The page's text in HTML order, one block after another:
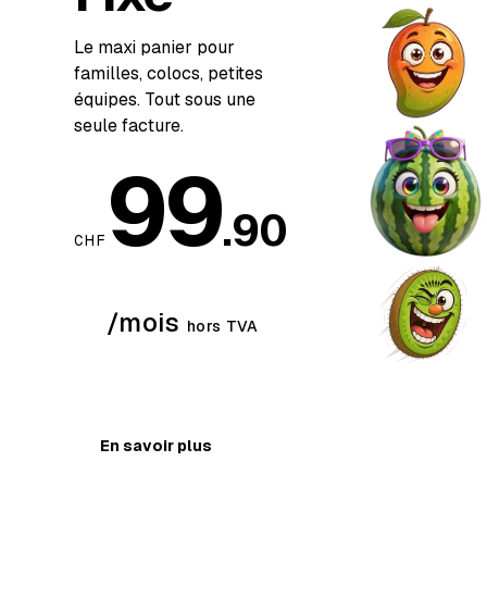
Le maxi panier pour
familles, colocs, petites
équipes. Tout sous une
seule facture.
CHF 99.90
/mois hors TVA
En savoir plus